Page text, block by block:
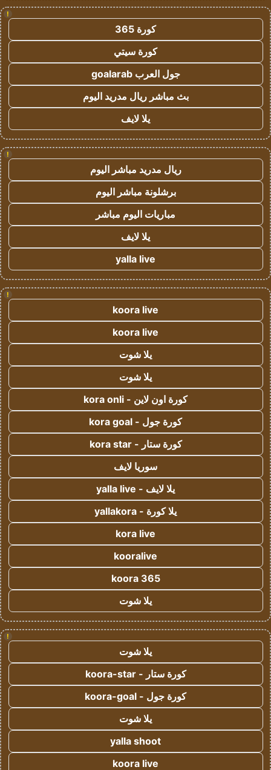
!
كورة 365
كورة سيتي
جول العرب goalarab
بث مباشر ريال مدريد اليوم
يلا لايف
!
ريال مدريد مباشر اليوم
برشلونة مباشر اليوم
مباريات اليوم مباشر
يلا لايف
yalla live
!
koora live
koora live
يلا شوت
يلا شوت
كورة اون لاين - kora onli
كورة جول - kora goal
كورة ستار - kora star
سوريا لايف
يلا لايف - yalla live
يلا كورة - yallakora
kora live
kooralive
koora 365
يلا شوت
!
يلا شوت
كورة ستار - koora-star
كورة جول - koora-goal
يلا شوت
yalla shoot
koora live